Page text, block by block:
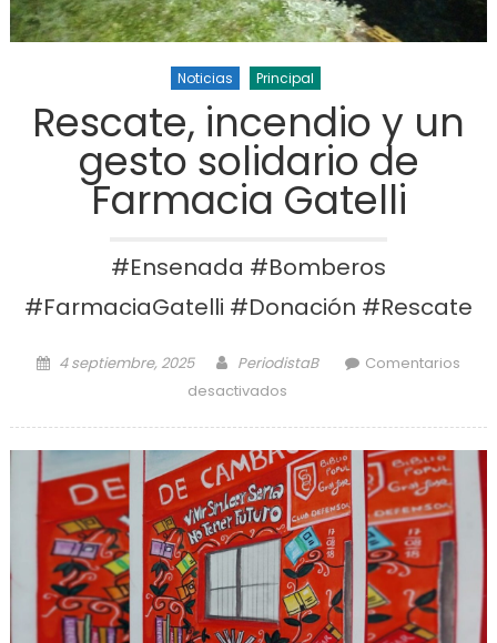
Noticias Principal
Rescate, incendio y un
gesto solidario de
Farmacia Gatelli
#Ensenada #Bomberos
#FarmaciaGatelli #Donación #Rescate
Posted on
4 septiembre, 2025 Author
PeriodistaB
Comentarios
desactivados